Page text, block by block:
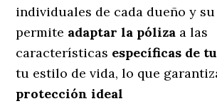
individuales de cada dueño y
permite adaptar la póliza a las
características específicas de
tu estilo de vida, lo que
protección ideal